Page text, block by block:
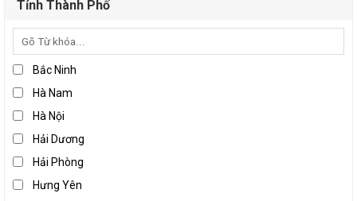
Tỉnh Thành Phố
Bắc Ninh
Hà Nam
Hà Nội
Hải Dương
Hải Phòng
Hưng Yên